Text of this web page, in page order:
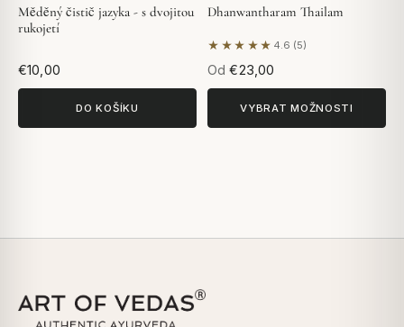
Měděný čistič jazyka - s dvojitou
rukojetí
€10,00
DO KOŠÍKU
Dhanwantharam Thailam
★★★★★ 4.6 (5)
Na základě 5 hodnocení
Od €23,00
VYBRAT MOŽNOSTI